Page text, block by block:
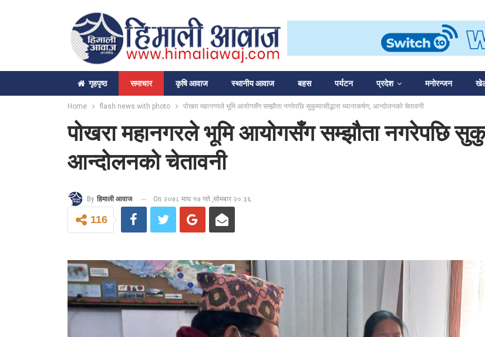
गृहपृष्‍ठ समाचार कृषि आवाज स्थानीय आवाज बहस पर्यटन प्रदेश मनोरन्जन
Home flash news with photo पोखरा महानगरले भूमि आयोगसँग सम्झौता नगरेपछि सुकुम्वासीद्धारा ध्यानाकर्षण, आन्दोलनको चेतावनी
पोखरा महानगरले भूमि आयोगसँग सम्झौता नगरेपछि
आन्दोलनको चेतावनी
By हिमाली आवाज On २०७८ माघ १७ गते ,सोमबार २०:३६
116